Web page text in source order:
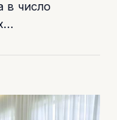
в число